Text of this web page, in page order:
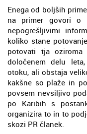
Enega od boljših
na primer govori o
nepogrešljivimi
koliko stane
potovati tja
določenem delu
otoku, ali obstaja
kakšne so plaže in
povsem nevsiljivo
po Karibih s
organizira to in to
skozi PR članek.